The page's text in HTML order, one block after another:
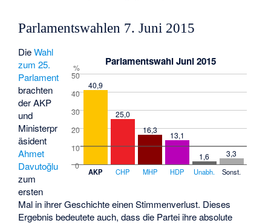
Parlamentswahlen 7. Juni 2015
Parlamentswahl Juni 2015
%
50
40
30
20
10
0
40,9
25,0
16,3
13,1
1,6 3,3
AKP CHP MHP HDP Unabh. Sonst.
DieWahl
zum 25.
Parlament
brachten
der AKP
und
Ministerpr
äsident
Ahmet
Davutoğlu
zum
ersten
Mal in ihrer Geschichte einen Stimmenverlust. Dieses
Ergebnis bedeutete auch, dass die Partei ihre absolute